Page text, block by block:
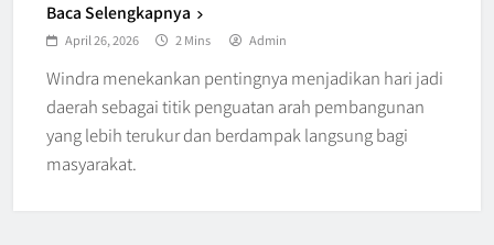
Baca Selengkapnya
April 26, 2026 2 Mins Admin
Windra menekankan pentingnya menjadikan hari jadi
daerah sebagai titik penguatan arah pembangunan
yang lebih terukur dan berdampak langsung bagi
masyarakat.